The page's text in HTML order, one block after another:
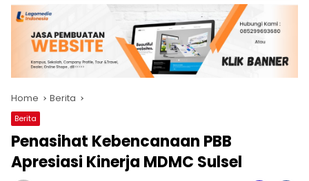
Home Berita
Berita
Penasihat Kebencanaan PBB
Apresiasi Kinerja MDMC Sulsel